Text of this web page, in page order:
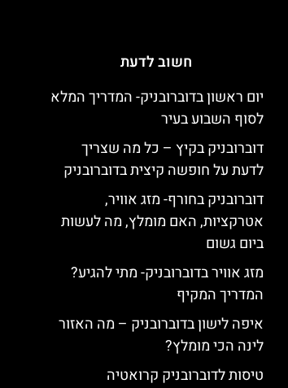
חשוב לדעת
יום ראשון בדוברובניק- המדריך המלא
לסוף השבוע בעיר
דוברובניק בקיץ – כל מה שצריך
לדעת על חופשה קיצית בדוברובניק
דוברובניק בחורף- מזג אוויר,
אטרקציות, האם מומלץ, מה לעשות
ביום גשום
מזג אוויר בדוברובניק- מתי להגיע?
המדריך המקיף
איפה לישון בדוברובניק – מה האזור
לינה הכי מומלץ?
טיסות לדוברובניק קרואטיה